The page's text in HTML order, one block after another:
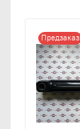
Предзаказ